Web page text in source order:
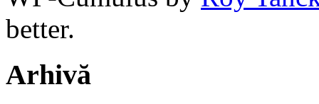
better.
Arhivă